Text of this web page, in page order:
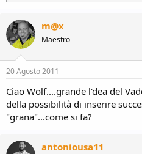
a
c
t
i
o
n
s
m@x
Maestro
20 Agosto 2011
Ciao Wolf....grande l'dea del
della possibilità di inserire
"grana"...come si fa?
antoniousa11